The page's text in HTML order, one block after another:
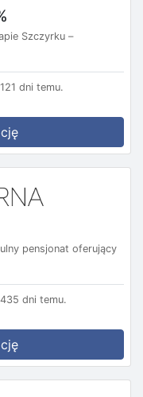
Szczyrku –
dni temu.
pensjonat oferujący
dni temu.